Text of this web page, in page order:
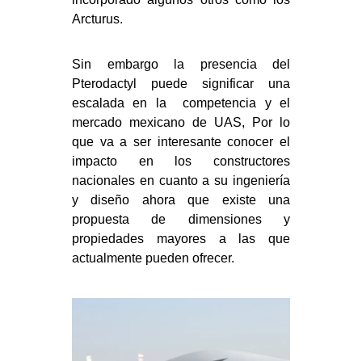
Arcturus.
Sin embargo la presencia del
Pterodactyl puede significar una
escalada en la competencia y el
mercado mexicano de UAS, Por lo
que va a ser interesante conocer el
impacto en los constructores
nacionales en cuanto a su ingeniería
y diseño ahora que existe una
propuesta de dimensiones y
propiedades mayores a las que
actualmente pueden ofrecer.